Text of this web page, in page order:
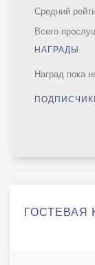
Средний
Всего
НАГРАДЫ
Наград пока
ГОСТЕВАЯ